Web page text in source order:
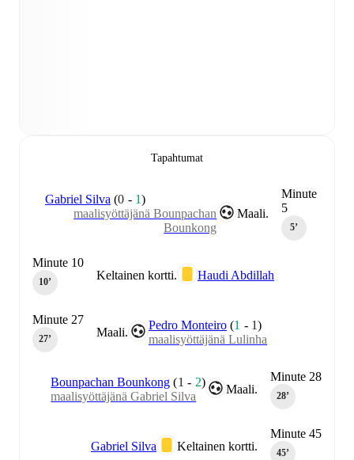
Tapahtumat
Minute
5
5‎’‎
Maali.
Gabriel Silva (0 - 1)
maalisyöttäjänä Bounpachan
Bounkong
Keltainen kortti. Haudi Abdillah
Minute 10
10‎’‎
Maali.
Pedro Monteiro (1 - 1)
maalisyöttäjänä Lulinha
Minute 27
27‎’‎
Minute 28
28‎’‎
Maali.
Bounpachan Bounkong (1 - 2)
maalisyöttäjänä Gabriel Silva
Minute 45
45‎’‎
Keltainen kortti.
Gabriel Silva